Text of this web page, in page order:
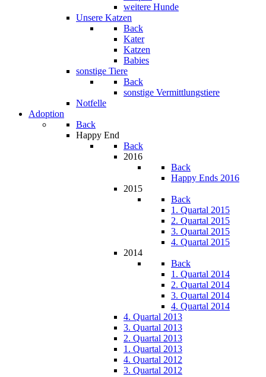
weitere Hunde
Unsere Katzen
Back
Kater
Katzen
Babies
sonstige Tiere
Back
sonstige Vermittlungstiere
Notfelle
Adoption
Back
Happy End
Back
2016
Back
Happy Ends 2016
2015
Back
1. Quartal 2015
2. Quartal 2015
3. Quartal 2015
4. Quartal 2015
2014
Back
1. Quartal 2014
2. Quartal 2014
3. Quartal 2014
4. Quartal 2014
4. Quartal 2013
3. Quartal 2013
2. Quartal 2013
1. Quartal 2013
4. Quartal 2012
3. Quartal 2012